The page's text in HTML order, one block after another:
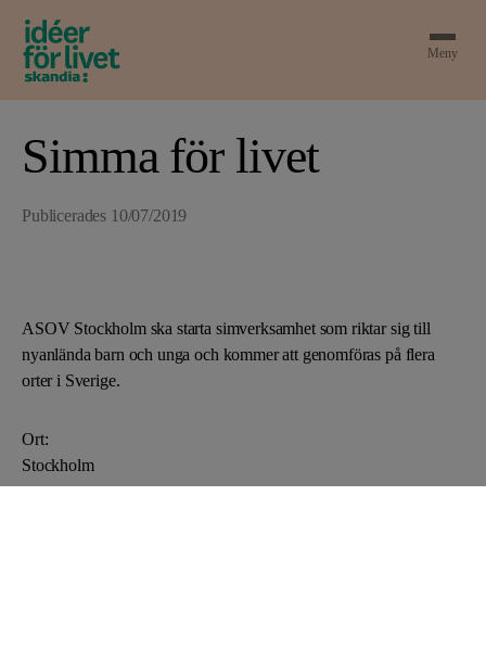
Meny
Simma för livet
Publicerades 10/07/2019
ASOV Stockholm ska starta simverksamhet som riktar sig till
nyanlända barn och unga och kommer att genomföras på flera
orter i Sverige.
Ort:
Stockholm